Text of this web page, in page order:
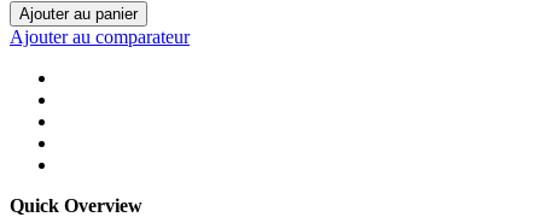
Ajouter au panier
Ajouter au comparateur
Quick Overview